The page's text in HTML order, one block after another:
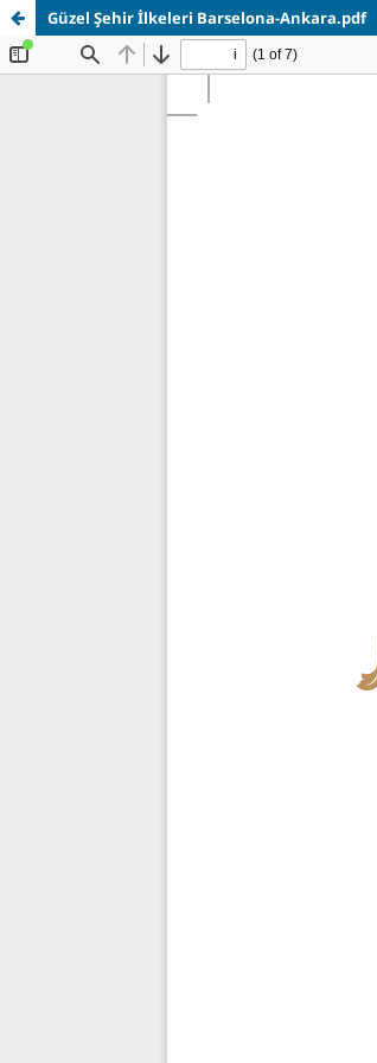
Güzel Şehir İlkeleri Barselona-Ankara.pdf